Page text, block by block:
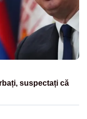
suspectați că